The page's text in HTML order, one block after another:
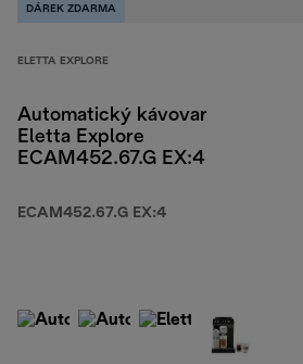
DÁREK ZDARMA
ELETTA EXPLORE
Automatický kávovar
Eletta Explore
ECAM452.67.G EX:4
ECAM452.67.G EX:4